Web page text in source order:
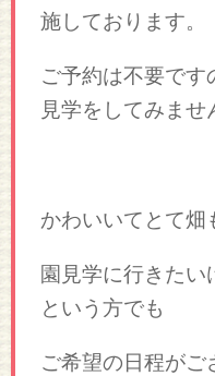
施しております。
ご予約は不要です
見学をしてみませ
かわいいてとて畑
園見学に行きた
という方でも
ご希望の日程がご